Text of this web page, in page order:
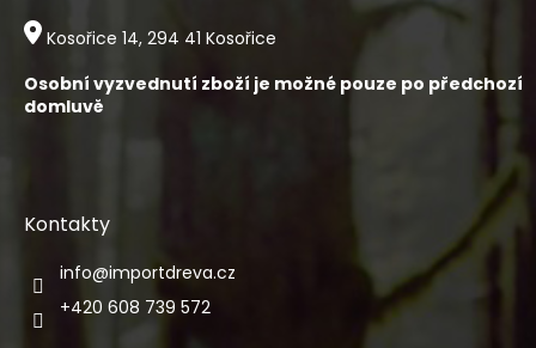
u
Kosořice 14, 294 41 Kosořice
Osobní vyzvednutí zboží je možné pouze po předchozí
domluvě
Kontakty
info@importdreva.cz
+420 608 739 572